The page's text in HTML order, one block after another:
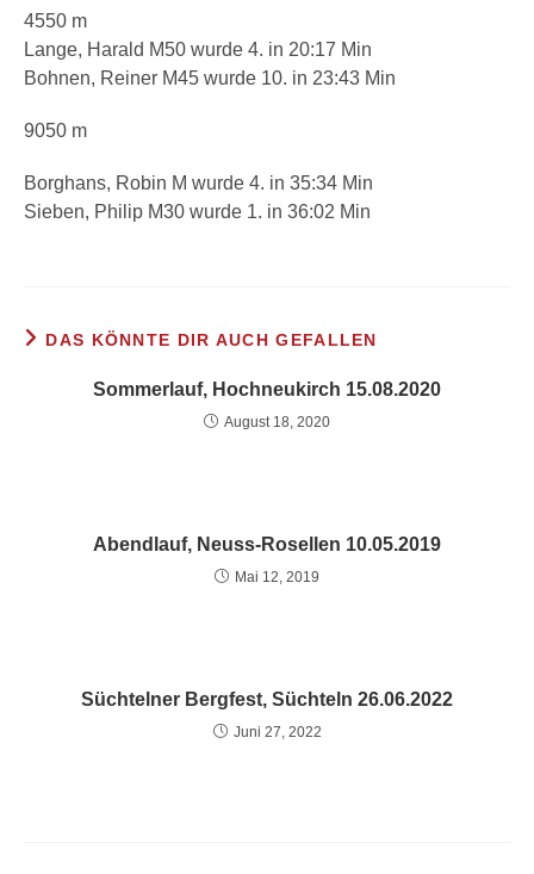
4550 m
Lange, Harald M50 wurde 4. in 20:17 Min
Bohnen, Reiner M45 wurde 10. in 23:43 Min
9050 m
Borghans, Robin M wurde 4. in 35:34 Min
Sieben, Philip M30 wurde 1. in 36:02 Min
DAS KÖNNTE DIR AUCH GEFALLEN
Sommerlauf, Hochneukirch 15.08.2020
August 18, 2020
Abendlauf, Neuss-Rosellen 10.05.2019
Mai 12, 2019
Süchtelner Bergfest, Süchteln 26.06.2022
Juni 27, 2022